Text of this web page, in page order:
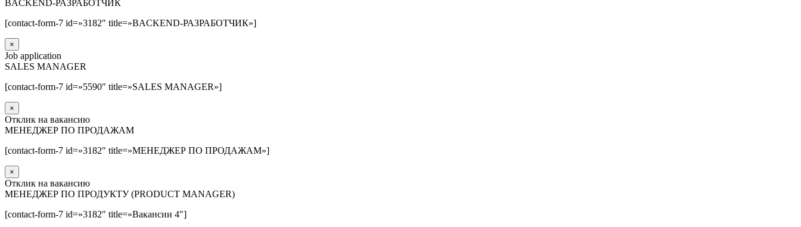
BACKEND-РАЗРАБОТЧИК
[contact-form-7 id=»3182″ title=»BACKEND-РАЗРАБОТЧИК»]
×
Job application
SALES MANAGER
[contact-form-7 id=»5590″ title=»SALES MANAGER»]
×
Отклик на вакансию
МЕНЕДЖЕР ПО ПРОДАЖАМ
[contact-form-7 id=»3182″ title=»МЕНЕДЖЕР ПО ПРОДАЖАМ»]
×
Отклик на вакансию
МЕНЕДЖЕР ПО ПРОДУКТУ (PRODUCT MANAGER)
[contact-form-7 id=»3182″ title=»Вакансии 4″]